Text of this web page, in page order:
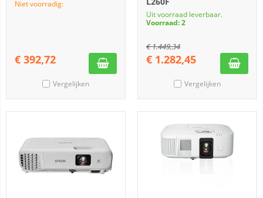
Niet voorradig:
€ 392,72
Vergelijken
Uit voorraad leverbaar.
Voorraad: 2
€1.449,34
€ 1.282,45
Vergelijken